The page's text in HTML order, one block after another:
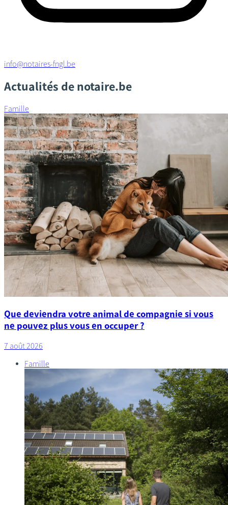
info@notaires-fngl.be
Actualités de notaire.be
Famille
Que deviendra votre animal de compagnie si vous
ne pouvez plus vous en occuper ?
7 août 2026
Famille